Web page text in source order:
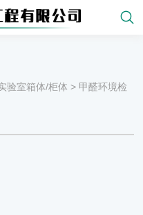
验室箱体/柜体 > 甲醛环境检